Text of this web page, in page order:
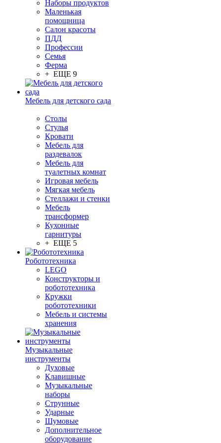
Наборы продуктов
Маленькая
помощница
Салон красоты
ПДД
Профессии
Семья
Ферма
+ ЕЩЕ 9
Мебель для детского сада
Столы
Cтулья
Кровати
Мебель для
раздевалок
Мебель для
туалетных комнат
Игровая мебель
Мягкая мебель
Стеллажи и стенки
Мебель
трансформер
Кухонные
гарнитуры
+ ЕЩЕ 5
Робототехника
LEGO
Конструкторы и
робототехника
Кружки
робототехники
Мебель и системы
хранения
Музыкальные
инструменты
Духовые
Клавишные
Музыкальные
наборы
Струнные
Ударные
Шумовые
Дополнительное
оборудование